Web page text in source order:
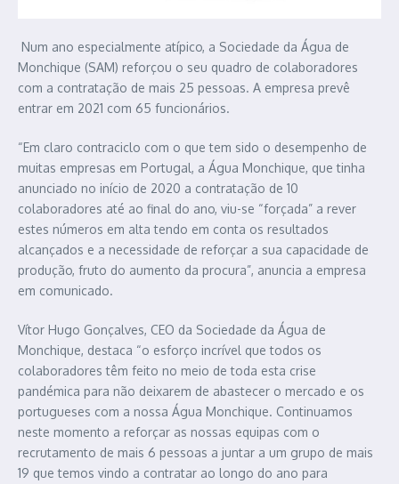
Num ano especialmente atípico, a Sociedade da Água de
Monchique (SAM) reforçou o seu quadro de colaboradores
com a contratação de mais 25 pessoas. A empresa prevê
entrar em 2021 com 65 funcionários.
“Em claro contraciclo com o que tem sido o desempenho de
muitas empresas em Portugal, a Água Monchique, que tinha
anunciado no início de 2020 a contratação de 10
colaboradores até ao final do ano, viu-se “forçada” a rever
estes números em alta tendo em conta os resultados
alcançados e a necessidade de reforçar a sua capacidade de
produção, fruto do aumento da procura”, anuncia a empresa
em comunicado.
Vítor Hugo Gonçalves, CEO da Sociedade da Água de
Monchique, destaca “o esforço incrível que todos os
colaboradores têm feito no meio de toda esta crise
pandémica para não deixarem de abastecer o mercado e os
portugueses com a nossa Água Monchique. Continuamos
neste momento a reforçar as nossas equipas com o
recrutamento de mais 6 pessoas a juntar a um grupo de mais
19 que temos vindo a contratar ao longo do ano para